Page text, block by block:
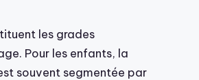
les grades
Pour les enfants, la
souvent segmentée par